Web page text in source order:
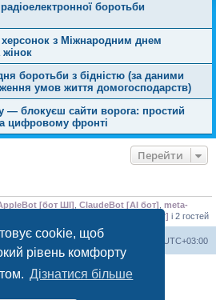
cookie, щоб
рівень комфорту
Дізнатися більше
боротьби
херсонок з Міжнародним днем
боротьби з бідністю (за даними
умов життя домогосподарств)
— блокуєш сайти ворога: простий
цифровому фронті
Перейти
[бот ШІ] ClaudeBot [AI бот] meta-
Яндекс.Пошук [пошуковий бот] і 2 гостей
UTC+03:00
Команда
Forum Software © phpBB Limited